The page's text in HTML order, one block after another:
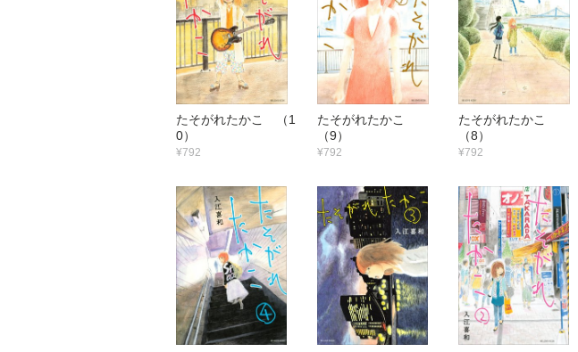
たそがれたかこ （1
0）
¥792
たそがれたかこ
（9）
¥792
たそがれたかこ
（8）
¥792